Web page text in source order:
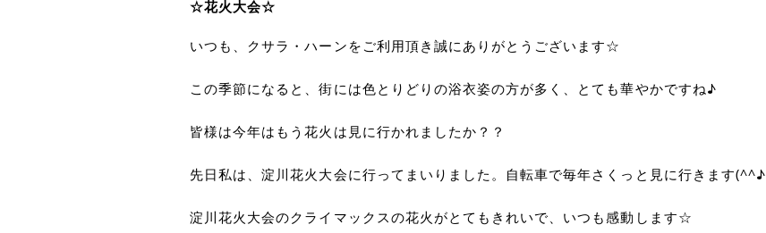
☆花火大会☆
いつも、クサラ・ハーンをご利用頂き誠にありがとうございます☆
この季節になると、街には色とりどりの浴衣姿の方が多く、とても華やかですね♪
皆様は今年はもう花火は見に行かれましたか？？
先日私は、淀川花火大会に行ってまいりました。自転車で毎年さくっと見に行きます(^^♪
淀川花火大会のクライマックスの花火がとてもきれいで、いつも感動します☆